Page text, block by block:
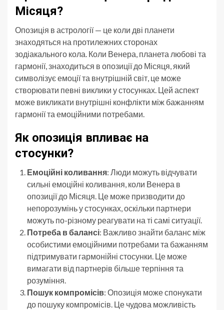
Місяця?
Опозиція в астрології — це коли дві планети
знаходяться на протилежних сторонах
зодіакального кола. Коли Венера, планета любові та
гармонії, знаходиться в опозиції до Місяця, який
символізує емоції та внутрішній світ, це може
створювати певні виклики у стосунках. Цей аспект
може викликати внутрішні конфлікти між бажанням
гармонії та емоційними потребами.
Як опозиція впливає на
стосунки?
Емоційні коливання: Люди можуть відчувати
сильні емоційні коливання, коли Венера в
опозиції до Місяця. Це може призводити до
непорозумінь у стосунках, оскільки партнери
можуть по-різному реагувати на ті самі ситуації.
Потреба в балансі: Важливо знайти баланс між
особистими емоційними потребами та бажанням
підтримувати гармонійні стосунки. Це може
вимагати від партнерів більше терпіння та
розуміння.
Пошук компромісів: Опозиція може спонукати
до пошуку компромісів. Це чудова можливість